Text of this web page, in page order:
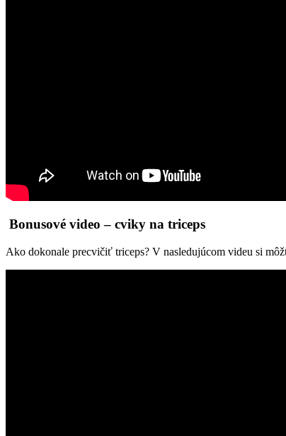
Bonusové video – cviky na triceps
Ako dokonale precvičiť triceps? V nasledujúcom videu si